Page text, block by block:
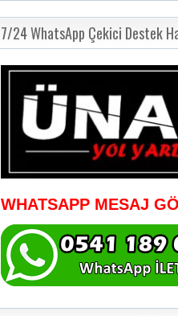
7/24 WhatsApp Çekici Destek
WHATSAPP MESAJ